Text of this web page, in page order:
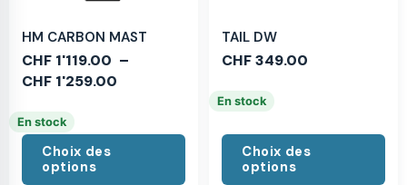
HM CARBON MAST
CHF 1'119.00 –
CHF 1'259.00
En stock
Choix des
options
TAIL DW
CHF349.00
En stock
Choix des
options